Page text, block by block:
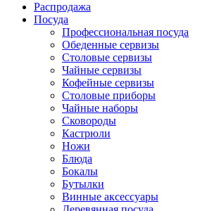
Распродажа
Посуда
Профессиональная посуда
Обеденные сервизы
Столовые сервизы
Чайные сервизы
Кофейные сервизы
Столовые приборы
Чайные наборы
Сковороды
Кастрюли
Ножи
Блюда
Бокалы
Бутылки
Винные аксессуары